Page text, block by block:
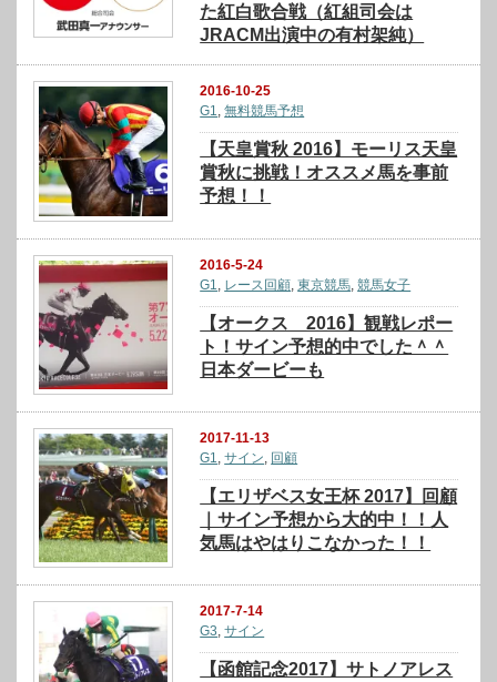
た紅白歌合戦（紅組司会は
JRACM出演中の有村架純）
2016-10-25
G1,無料競馬予想
【天皇賞秋 2016】モーリス天皇
賞秋に挑戦！オススメ馬を事前
予想！！
2016-5-24
G1
レース回顧 ,東京競馬 ,競馬女子
【オークス 2016】観戦レポー
ト！サイン予想的中でした＾＾
日本ダービーも
2017-11-13
G1,サイン, 回顧
【エリザベス女王杯 2017】回顧
｜サイン予想から大的中！！人
気馬はやはりこなかった！！
2017-7-14
G3,サイン
【函館記念2017】サトノアレス